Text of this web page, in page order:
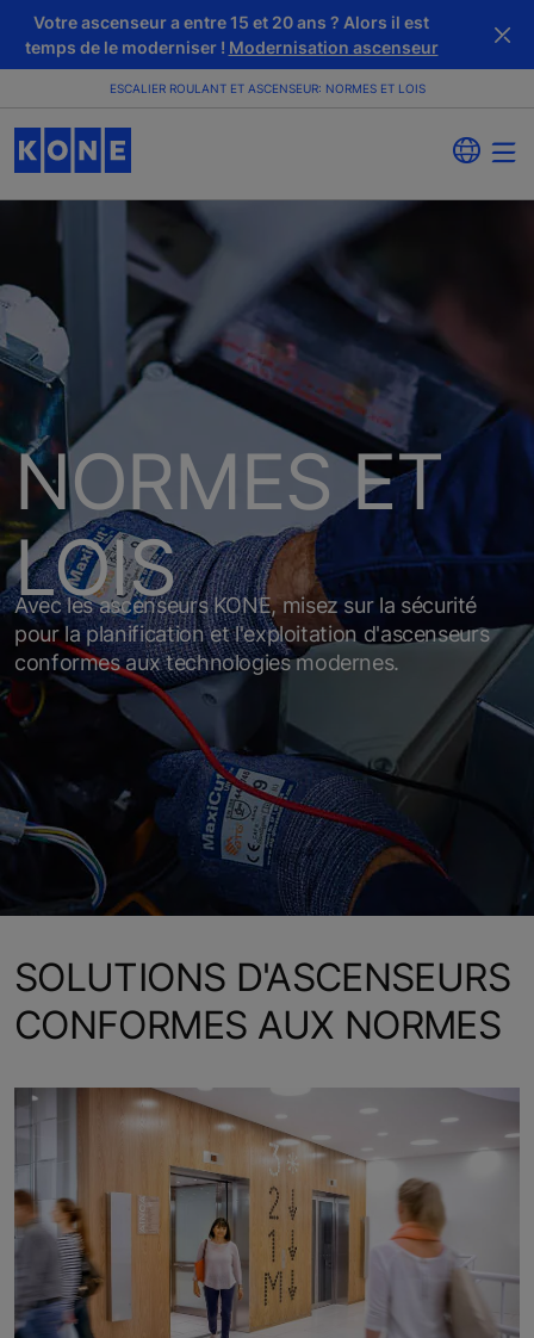
Votre ascenseur a entre 15 et 20 ans ? Alors il est
temps de le moderniser ! Modernisation ascenseur
ESCALIER ROULANT ET ASCENSEUR: NORMES ET LOIS
NORMES ET
LOIS
Avec les ascenseurs KONE, misez sur la sécurité
pour la planification et l'exploitation d'ascenseurs
conformes aux technologies modernes.
SOLUTIONS D'ASCENSEURS
CONFORMES AUX NORMES